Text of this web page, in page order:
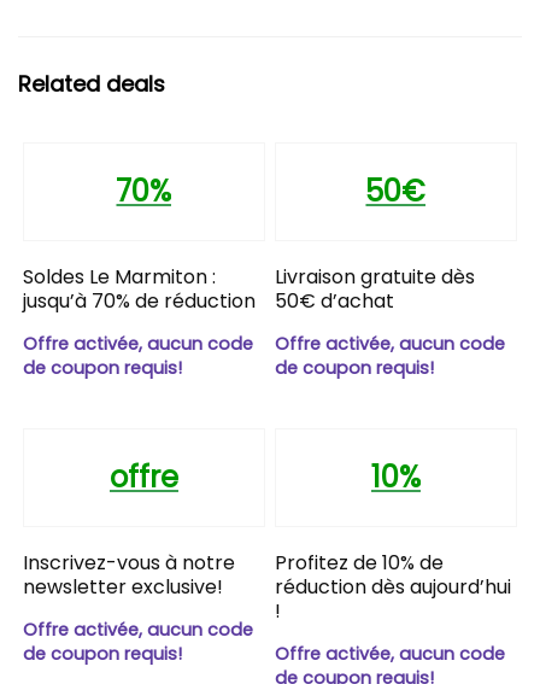
Related deals
70%
Soldes Le Marmiton :
jusqu’à 70% de réduction
Offre activée, aucun code
de coupon requis!
50€
Livraison gratuite dès
50€ d’achat
Offre activée, aucun code
de coupon requis!
offre
Inscrivez-vous à notre
newsletter exclusive!
Offre activée, aucun code
de coupon requis!
10%
Profitez de 10% de
réduction dès aujourd’hui
!
Offre activée, aucun code
de coupon requis!